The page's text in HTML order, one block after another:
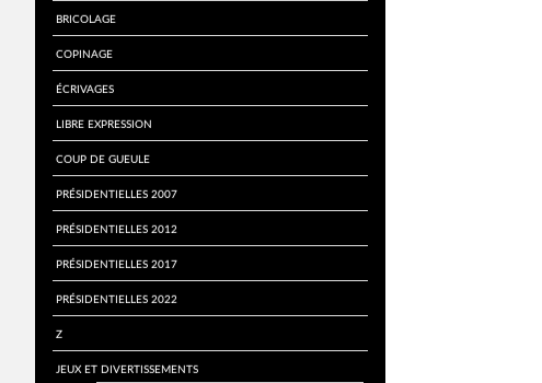
Bricolage
Copinage
écrivages
Libre expression
Coup de gueule
Présidentielles 2007
Présidentielles 2012
Présidentielles 2017
Présidentielles 2022
Z
Jeux et divertissements